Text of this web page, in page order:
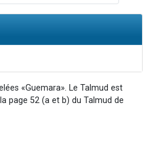
«Guemara». Le Talmud est
page 52 (a et b) du Talmud de